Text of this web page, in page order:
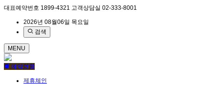
대표예약번호 1899-4321 고객상담실 02-333-8001
2026년 08월06일 목요일
검색
MENU
예약현황
제휴체인